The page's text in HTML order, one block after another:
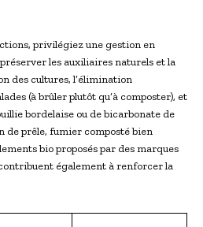
privilégiez une gestion en
les auxiliaires naturels et la
des cultures, l’élimination
(à brûler plutôt qu’à composter), et
bordelaise ou de bicarbonate de
de prêle, fumier composté bien
bio proposés par des marques
également à renforcer la